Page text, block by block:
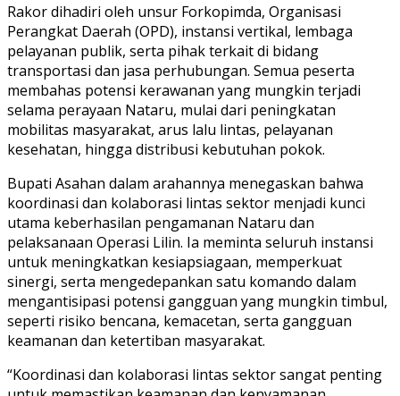
Rakor dihadiri oleh unsur Forkopimda, Organisasi
Perangkat Daerah (OPD), instansi vertikal, lembaga
pelayanan publik, serta pihak terkait di bidang
transportasi dan jasa perhubungan. Semua peserta
membahas potensi kerawanan yang mungkin terjadi
selama perayaan Nataru, mulai dari peningkatan
mobilitas masyarakat, arus lalu lintas, pelayanan
kesehatan, hingga distribusi kebutuhan pokok.
Bupati Asahan dalam arahannya menegaskan bahwa
koordinasi dan kolaborasi lintas sektor menjadi kunci
utama keberhasilan pengamanan Nataru dan
pelaksanaan Operasi Lilin. Ia meminta seluruh instansi
untuk meningkatkan kesiapsiagaan, memperkuat
sinergi, serta mengedepankan satu komando dalam
mengantisipasi potensi gangguan yang mungkin timbul,
seperti risiko bencana, kemacetan, serta gangguan
keamanan dan ketertiban masyarakat.
“Koordinasi dan kolaborasi lintas sektor sangat penting